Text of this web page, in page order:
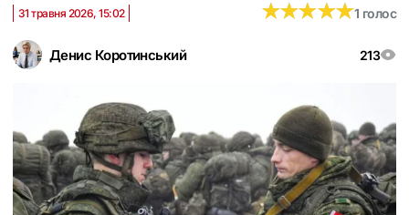
Денис Коротинський 213
31 травня 2026, 15:02 ★★★★★
★★★★★1 голос